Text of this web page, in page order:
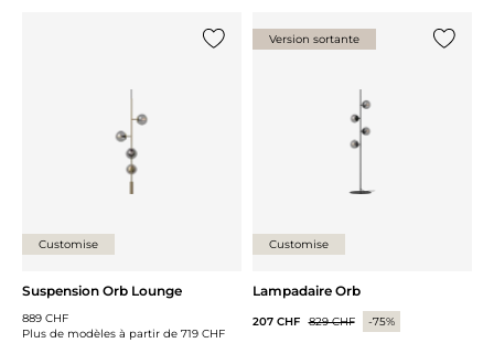
Customise
Suspension Orb Lounge
889 CHF
Plus de modèles à partir de 719 CHF
Version sortante
Customise
Lampadaire Orb
207 CHF 829 CHF -75%